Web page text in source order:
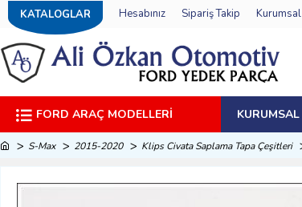
KATALOGLAR Hesabınız Sipariş Takip Kurumsal
FORD ARAÇ MODELLERI KURUMSAL
S-Max 2015-2020 Klips Civata Saplama Tapa Çeşitleri